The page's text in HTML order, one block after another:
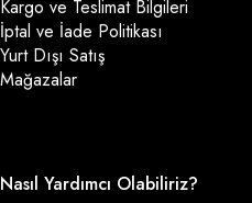
Kargo ve Teslimat Bilgileri
İptal ve İade Politikası
Yurt Dışı Satış
Mağazalar
Nasıl Yardımcı Olabiliriz?